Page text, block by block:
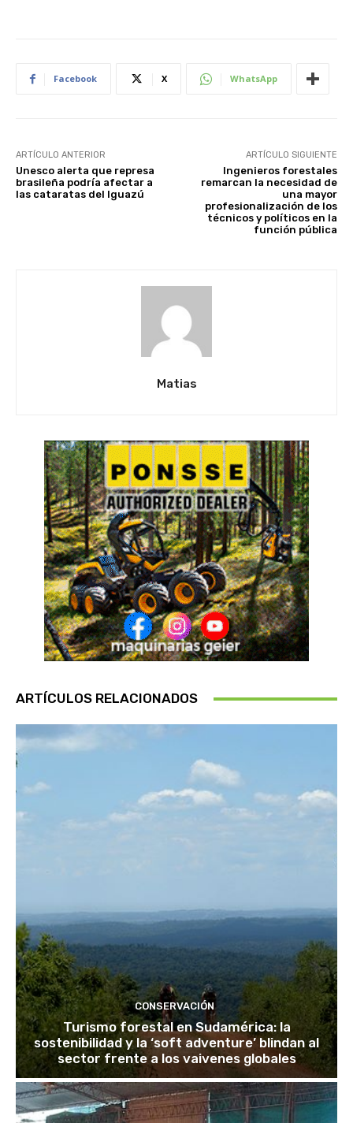
Facebook X WhatsApp
ARTÍCULO ANTERIOR
Unesco alerta que represa
brasileña podría afectar a
las cataratas del Iguazú
ARTÍCULO SIGUIENTE
Ingenieros forestales
remarcan la necesidad de
una mayor
profesionalización de los
técnicos y políticos en la
función pública
Matias
ARTÍCULOS RELACIONADOS
CONSERVACIÓN
Turismo forestal en Sudamérica: la
sostenibilidad y la ‘soft adventure’ blindan al
sector frente a los vaivenes globales